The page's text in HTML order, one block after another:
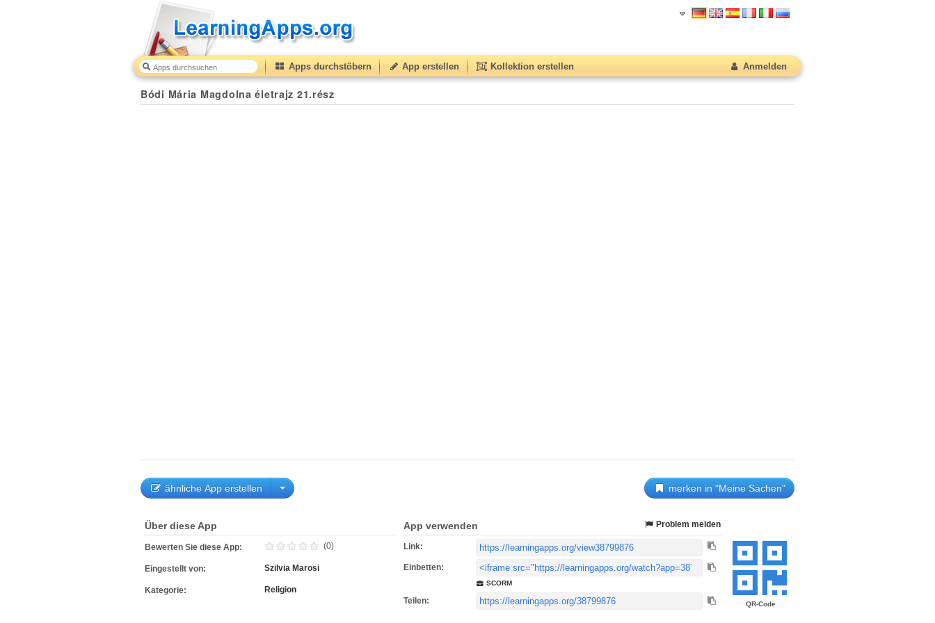
Apps durchstöbern App erstellen Kollektion erstellen Anmelden
Bódi Mária Magdolna életrajz 21.rész
ähnliche App erstellen merken in "Meine Sachen"
QR-Code
Über diese App
Bewerten Sie diese App: (0)
Eingestellt von: Szilvia Marosi
Kategorie: Religion
App verwenden Problem melden
Link:
Einbetten:
SCORM
Teilen: